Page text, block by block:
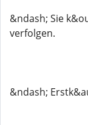
&ndash; Sie
verfolgen.
&ndash;